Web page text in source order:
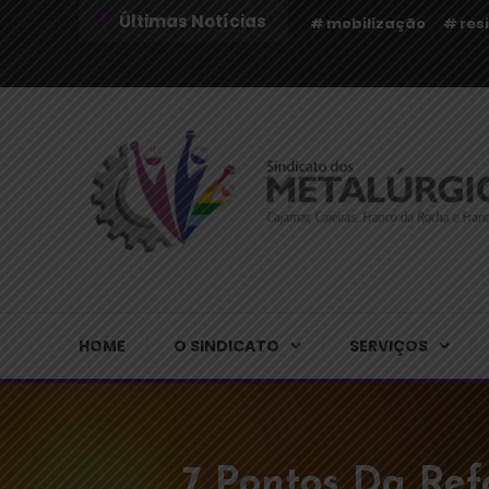
Últimas Notícias mobilização
HOME O SINDICATO SERVIÇOS